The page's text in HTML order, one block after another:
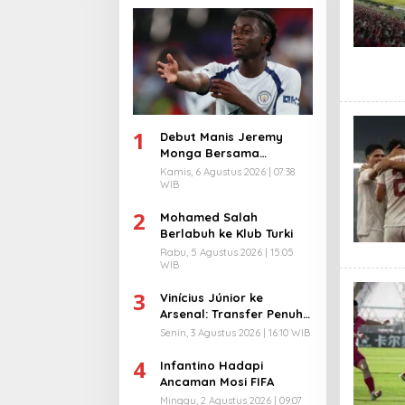
1
Debut Manis Jeremy
Monga Bersama
Manchester City
Kamis, 6 Agustus 2026 | 07:38
WIB
2
Mohamed Salah
Berlabuh ke Klub Turki
Rabu, 5 Agustus 2026 | 15:05
WIB
3
Vinícius Júnior ke
Arsenal: Transfer Penuh
Risiko
Senin, 3 Agustus 2026 | 16:10 WIB
4
Infantino Hadapi
Ancaman Mosi FIFA
Minggu, 2 Agustus 2026 | 09:07